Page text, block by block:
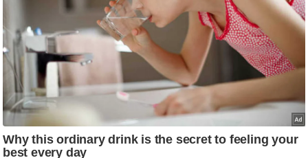
तृ
भू
मि
स्तं
भ
ए
म